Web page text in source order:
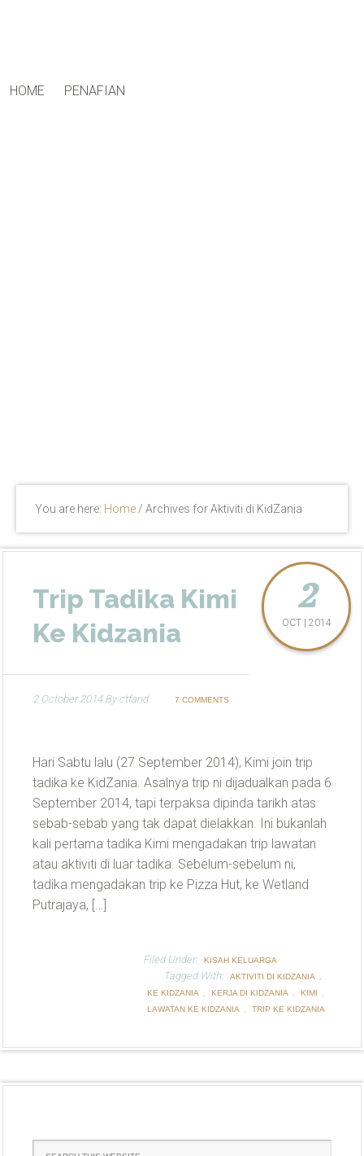
HOME PENAFIAN
You are here: Home / Archives for Aktiviti di KidZania
Trip Tadika Kimi
Ke Kidzania
2
OCT | 2014
2 October 2014Byctfand 7 COMMENTS
Hari Sabtu lalu (27 September 2014), Kimi join trip
tadika ke KidZania. Asalnya trip ni dijadualkan pada 6
September 2014, tapi terpaksa dipinda tarikh atas
sebab-sebab yang tak dapat dielakkan. Ini bukanlah
kali pertama tadika Kimi mengadakan trip lawatan
atau aktiviti di luar tadika. Sebelum-sebelum ni,
tadika mengadakan trip ke Pizza Hut, ke Wetland
Putrajaya, […]
Filed Under: KISAH KELUARGA
Tagged With: AKTIVITI DI KIDZANIA ,
KE KIDZANIA , KERJA DI KIDZANIA , KIMI ,
LAWATAN KE KIDZANIA , TRIP KE KIDZANIA